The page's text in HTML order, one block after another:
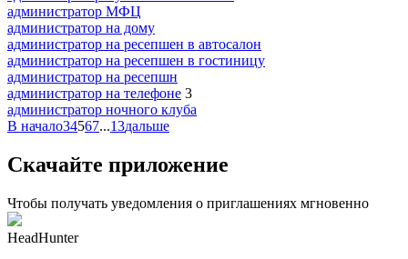
администратор МФЦ
администратор на дому
администратор на ресепшен в автосалон
администратор на ресепшен в гостиницу
администратор на ресепшн
администратор на телефоне 3
администратор ночного клуба
В начало34567...13дальше
Скачайте приложение
Чтобы получать уведомления о приглашениях мгновенно
HeadHunter